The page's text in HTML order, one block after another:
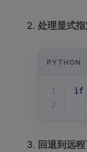
处理显式
PYTHON
1 if
2
回退到远